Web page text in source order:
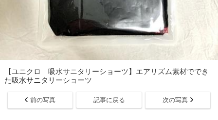
【ユニクロ 吸水サニタリーショーツ】エアリズム素材ででき
た吸水サニタリーショーツ
前の写真 記事に戻る 次の写真